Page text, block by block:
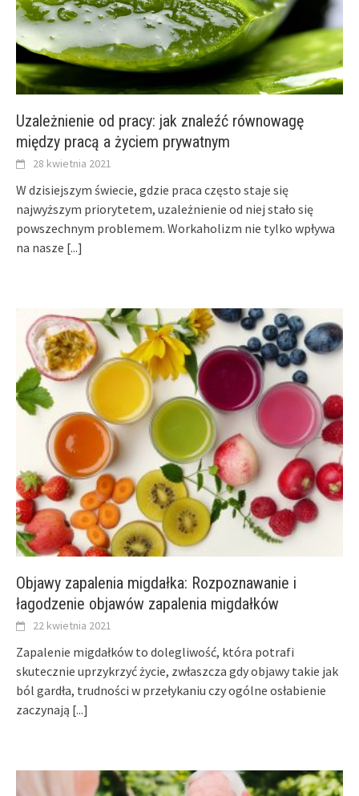
Uzależnienie od pracy: jak znaleźć równowagę
między pracą a życiem prywatnym
28 kwietnia 2021
W dzisiejszym świecie, gdzie praca często staje się
najwyższym priorytetem, uzależnienie od niej stało się
powszechnym problemem. Workaholizm nie tylko wpływa
na nasze [...]
Objawy zapalenia migdałka: Rozpoznawanie i
łagodzenie objawów zapalenia migdałków
22 kwietnia 2021
Zapalenie migdałków to dolegliwość, która potrafi
skutecznie uprzykrzyć życie, zwłaszcza gdy objawy takie jak
ból gardła, trudności w przełykaniu czy ogólne osłabienie
zaczynają [...]